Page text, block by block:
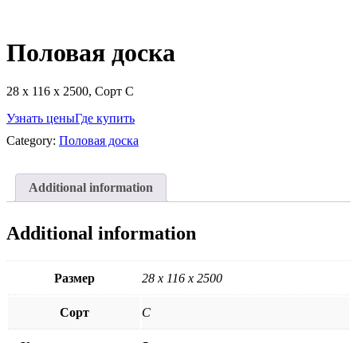
Половая доска
28 х 116 х 2500, Сорт C
Узнать ценыГде купить
Category: Половая доска
Additional information
Additional information
Размер 28 х 116 х 2500
Сорт C